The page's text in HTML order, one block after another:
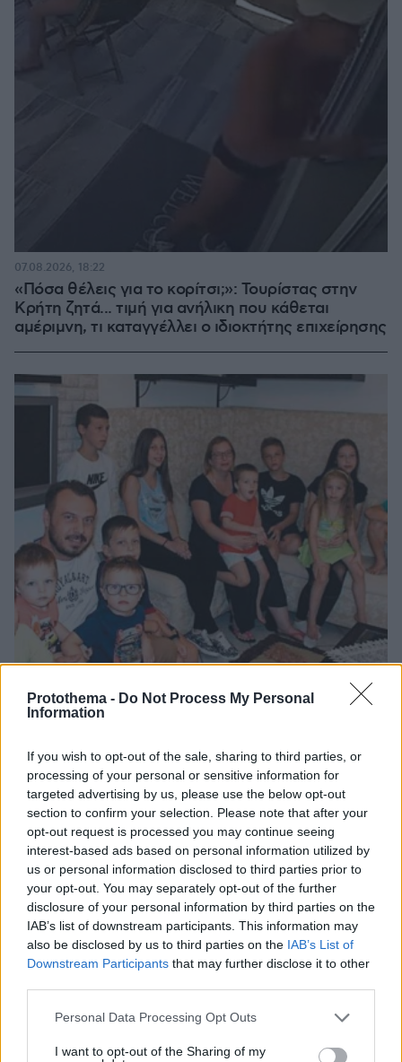
Protothema - Do Not Process My Personal
Information
If you wish to opt-out of the sale, sharing to third parties, or
processing of your personal or sensitive information for
targeted advertising by us, please use the below opt-out
section to confirm your selection. Please note that after your
opt-out request is processed you may continue seeing
interest-based ads based on personal information utilized by
us or personal information disclosed to third parties prior to
your opt-out. You may separately opt-out of the further
disclosure of your personal information by third parties on the
IAB’s list of downstream participants. This information may
also be disclosed by us to third parties on the IAB’s List of
Downstream Participants that may further disclose it to other
Please note that this website/app uses one or more Google
not limited to your visit or usage behaviour. You may click to
Personal Data Processing Opt Outs
I want to opt-out of the Sharing of my
«Πόσα θέλεις για το κορίτσι;»: Τουρίστας στην
Κρήτη ζητά... τιμή για ανήλικη που κάθεται
αμέριμνη, τι καταγγέλλει ο ιδιοκτήτης επιχείρησης
07.08.2026, 18:22
Είδος υπό εξαφάνιση οι υπερπολύτεκνοι στην
Ελλάδα που γερνάει: Τα... δύο ταψιά μεσημεριανό,
τα επιδόματα, η καθημερινότητά τους
07.08.2026, 15:59